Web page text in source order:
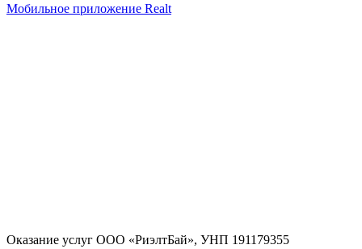
Мобильное приложение Realt
Оказание услуг ООО «РиэлтБай», УНП 191179355